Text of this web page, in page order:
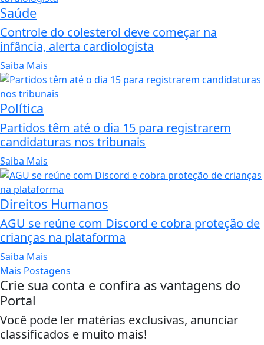
Saúde
Controle do colesterol deve começar na
infância, alerta cardiologista
Saiba Mais
Política
Partidos têm até o dia 15 para registrarem
candidaturas nos tribunais
Saiba Mais
Direitos Humanos
AGU se reúne com Discord e cobra proteção de
crianças na plataforma
Saiba Mais
Mais Postagens
Crie sua conta e confira as vantagens do
Portal
Você pode ler matérias exclusivas, anunciar
classificados e muito mais!